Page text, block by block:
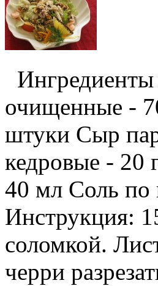
очищенные -
штуки Сыр
кедровые - 20
40 мл Соль по
Инструкция:
соломкой.
черри